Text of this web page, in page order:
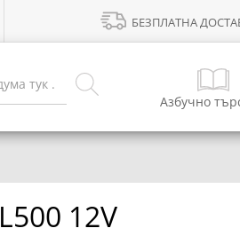
БЕЗПЛАТНА
Азбучно
12V